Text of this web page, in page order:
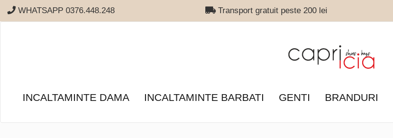
WHATSAPP 0376.448.248 Transport gratuit peste 200 lei
INCALTAMINTE DAMA INCALTAMINTE BARBATI GENTI BRANDURI